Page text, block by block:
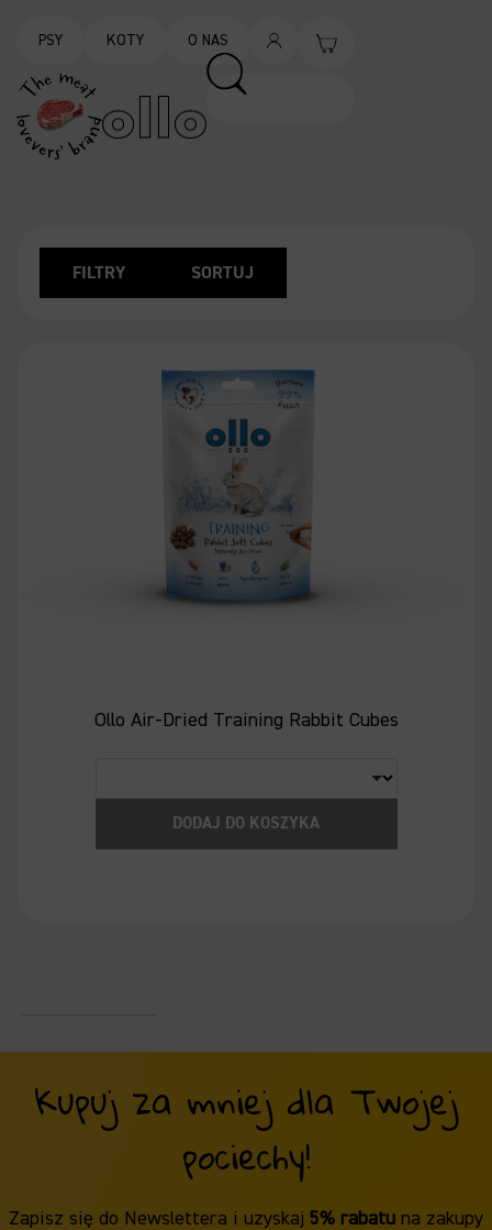
PSY KOTY O NAS
FILTRY SORTUJ
Ollo Air-Dried Training Rabbit Cubes
DODAJ DO KOSZYKA
Kupuj za mniej dla Twojej
pociechy!
Zapisz się do Newslettera i uzyskaj 5% rabatu na zakupy